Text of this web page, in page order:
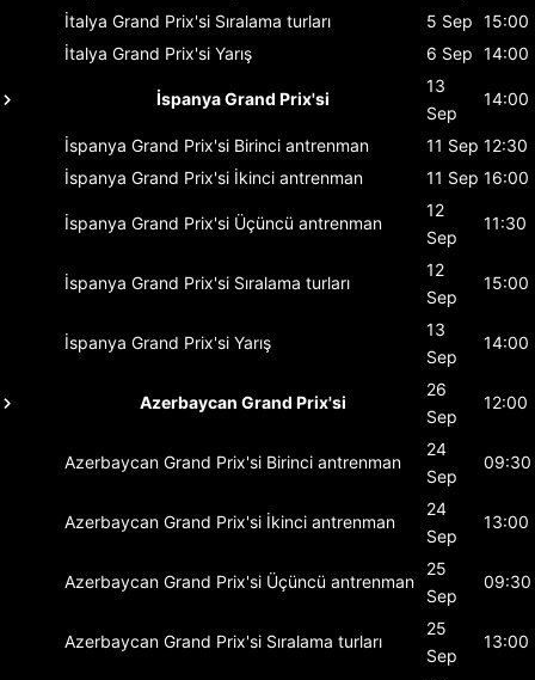
İtalya Grand Prix'si Sıralama turları 5 Sep 15:00
İtalya Grand Prix'si Yarış 6 Sep 14:00
İspanya Grand Prix'si
13
Sep
14:00
İspanya Grand Prix'si Birinci antrenman 11 Sep 12:30
İspanya Grand Prix'si İkinci antrenman 11 Sep 16:00
İspanya Grand Prix'si Üçüncü antrenman
12
Sep
11:30
İspanya Grand Prix'si Sıralama turları
12
Sep
15:00
İspanya Grand Prix'si Yarış
13
Sep
14:00
Azerbaycan Grand Prix'si
26
Sep
12:00
Azerbaycan Grand Prix'si Birinci antrenman
24
Sep
09:30
Azerbaycan Grand Prix'si İkinci antrenman
24
Sep
13:00
Azerbaycan Grand Prix'si Üçüncü antrenman
25
Sep
09:30
Azerbaycan Grand Prix'si Sıralama turları
25
Sep
13:00